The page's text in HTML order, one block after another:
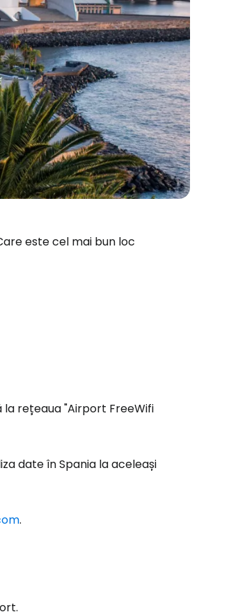
este cel mai bun loc
rețeaua "Airport FreeWifi
date în Spania la aceleași
.